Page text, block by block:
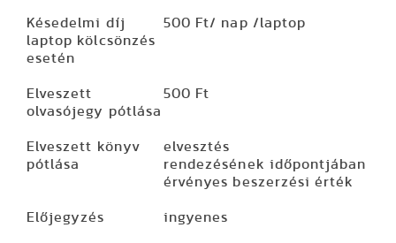
Késedelmi díj
laptop kölcsönzés
esetén
500 Ft/ nap /laptop
Elveszett
olvasójegy pótlása
500 Ft
Elveszett könyv
pótlása
elvesztés
rendezésének időpontjában
érvényes beszerzési érték
Előjegyzés ingyenes